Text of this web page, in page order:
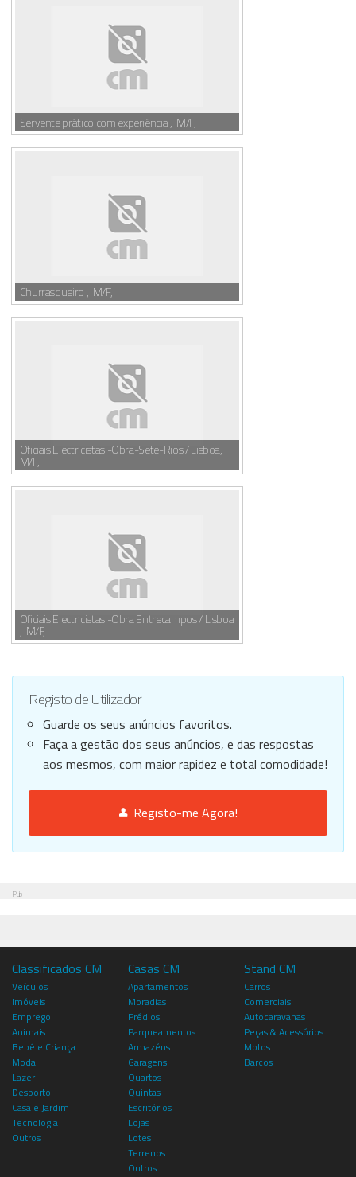
Servente prático com experiência , M/F,
Churrasqueiro , M/F,
Oficiais Electricistas -Obra-Sete-Rios / Lisboa,
M/F,
Oficiais Electricistas -Obra Entrecampos / Lisboa
, M/F,
Registo de Utilizador
Guarde os seus anúncios favoritos.
Faça a gestão dos seus anúncios, e das respostas
aos mesmos, com maior rapidez e total comodidade!
Registo-me Agora!
Pub
Classificados CM
Veículos
Imóveis
Emprego
Animais
Bebé e Criança
Moda
Lazer
Desporto
Casa e Jardim
Tecnologia
Outros
Casas CM
Apartamentos
Moradias
Prédios
Parqueamentos
Armazéns
Garagens
Quartos
Quintas
Escritórios
Lojas
Lotes
Terrenos
Outros
Stand CM
Carros
Comerciais
Autocaravanas
Peças & Acessórios
Motos
Barcos